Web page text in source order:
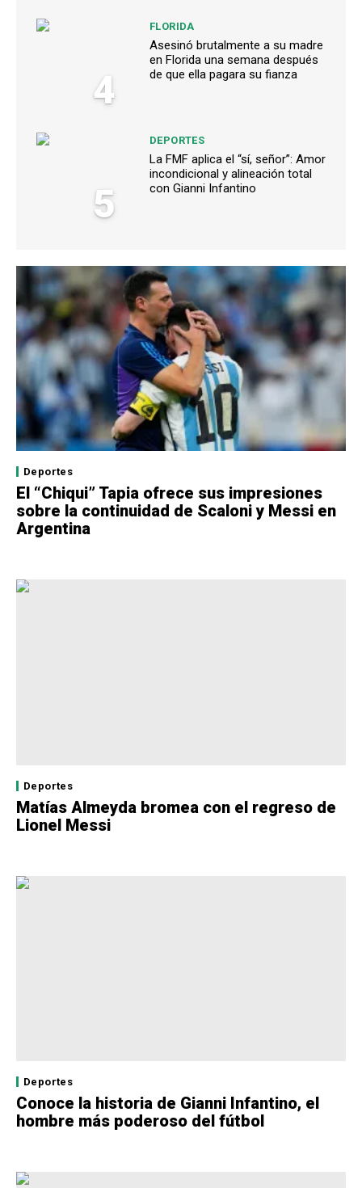
4
FLORIDA
Asesinó brutalmente a su madre
en Florida una semana después
de que ella pagara su fianza
5
DEPORTES
La FMF aplica el “sí, señor”: Amor
incondicional y alineación total
con Gianni Infantino
Deportes
El “Chiqui” Tapia ofrece sus impresiones
sobre la continuidad de Scaloni y Messi en
Argentina
Deportes
Matías Almeyda bromea con el regreso de
Lionel Messi
Deportes
Conoce la historia de Gianni Infantino, el
hombre más poderoso del fútbol